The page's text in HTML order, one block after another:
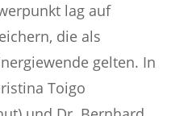
lag auf
die als
gelten. In
Toigo